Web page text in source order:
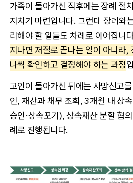
가족이 돌아가신 직후에는 장례 절
지치기 마련입니다. 그런데 장례와
리해야 할 일들도 차례로 이어집니
지나면 저절로 끝나는 일이 아니라,
나씩 확인하고 결정해야 하는 과정
고인이 돌아가신 뒤에는 사망신고
인, 재산과 채무 조회, 3개월 내 상
승인·상속포기), 상속재산 분할 협
례로 진행됩니다.